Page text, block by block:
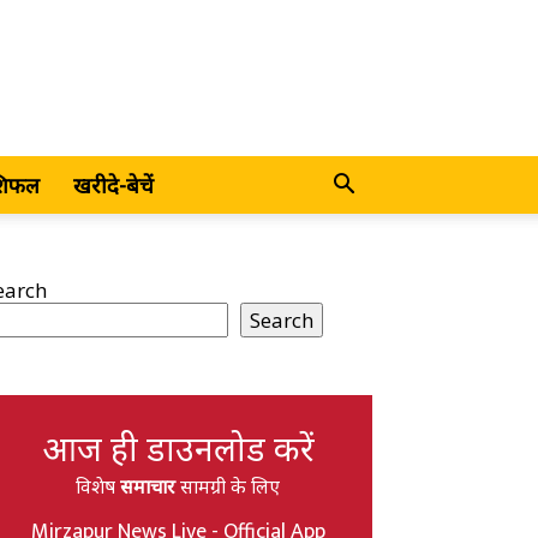
खरीदे-बेचें
Search
आज ही डाउनलोड करें
विशेषसमाचारसामग्री के लिए